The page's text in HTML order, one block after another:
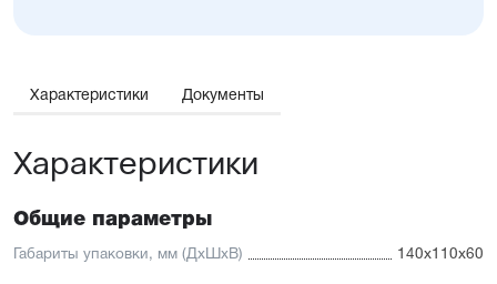
Характеристики Документы
Характеристики
Общие параметры
Габариты упаковки, мм (ДхШхВ) 140x110x60